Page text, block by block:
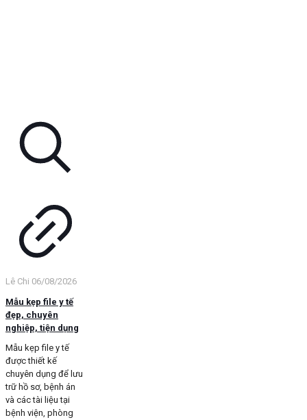
Lê Chi 06/08/2026
Mẫu kẹp file y tế
đẹp, chuyên
nghiệp, tiện dụng
Mẫu kẹp file y tế
được thiết kế
chuyên dụng để lưu
trữ hồ sơ, bệnh án
và các tài liệu tại
bệnh viện, phòng